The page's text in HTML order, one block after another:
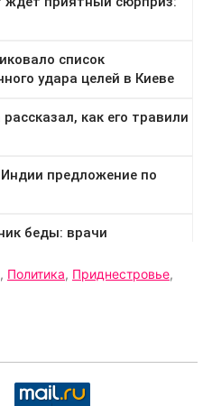
, Политика, Приднестровье,